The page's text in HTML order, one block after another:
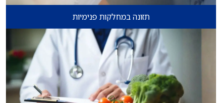
תזונה במחלקות פנימיות